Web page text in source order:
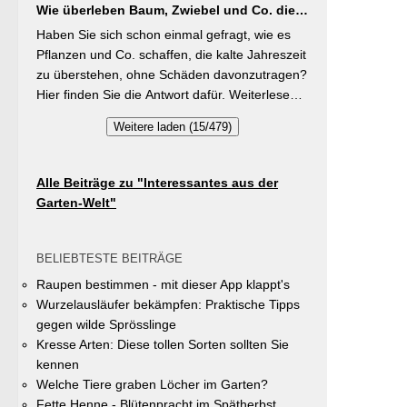
Buschbohnen eine moderierte Düngung
während der Wachstumsphase. Besonderes
Detail: Bohnen gehen Symbiosen mit
Knöllchenbakterien ein, die Stickstoff aus der
Luft binden – Vorfrucht-Wirkung für das
gleichzeitig durch die Entsiegelung von
Privatflächen einen aktiven Beitrag zur
Verbesserung des Ortsklimas zu leisten.
Warum? Entsiegelte Flächen helfen… Hitze zu
reduzieren Regenwasser besser zu speichern
zu gestalten. Insgesamt drei Gärten werden
aus Vertretern der Gemeinde Unterhaching
sowie des Gartenbauvereins Unterhaching
jeweils einen Gutschein von Pflanzen-Kölle
Insektenhotel und eine Urkunde. Die
Teilnahmebedingungen, Bewertungskriterien
und das Anmeldeformular siehe auf den Seiten
der Gemeinde Unterhaching (Termin
abgelaufen).
Wie überleben Baum, Zwiebel und Co. die
kalte Jahreszeit?
Haben Sie sich schon einmal gefragt, wie es
Pflanzen und Co. schaffen, die kalte Jahreszeit
zu überstehen, ohne Schäden davonzutragen?
Hier finden Sie die Antwort dafür. Weiterlesen
bei „GartenTipps“
Weitere laden (15/479)
Alle Beiträge zu "Interessantes aus der
Garten-Welt"
BELIEBTESTE BEITRÄGE
Raupen bestimmen - mit dieser App klappt's
Wurzelausläufer bekämpfen: Praktische Tipps
gegen wilde Sprösslinge
Kresse Arten: Diese tollen Sorten sollten Sie
kennen
Welche Tiere graben Löcher im Garten?
Fette Henne - Blütenpracht im Spätherbst